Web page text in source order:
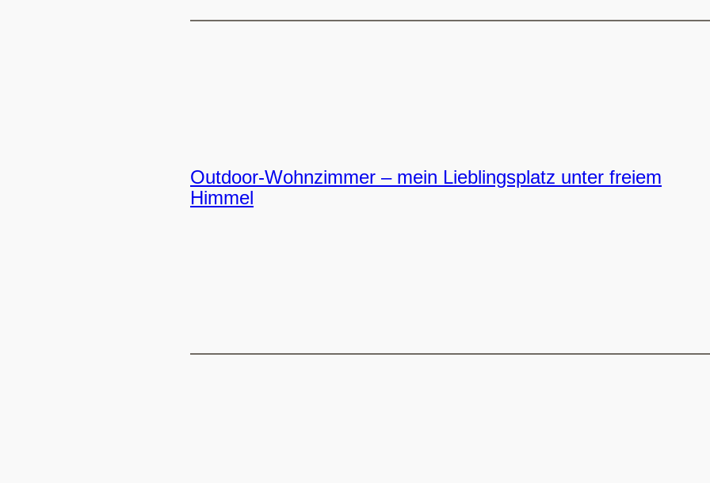
Outdoor-Wohnzimmer – mein Lieblingsplatz unter freiem
Himmel